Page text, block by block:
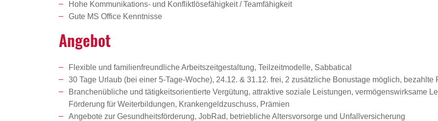
Hohe Kommunikations- und Konfliktlösefähigkeit / Teamfähigkeit
Gute MS Office Kenntnisse
Angebot
Flexible und familienfreundliche Arbeitszeitgestaltung, Teilzeitmodelle, Sabbatical
30 Tage Urlaub (bei einer 5-Tage-Woche), 24.12. & 31.12. frei, 2 zusätzliche Bonustage möglich,
Branchenübliche und tätigkeitsorientierte Vergütung, attraktive soziale Leistungen, vermögenswirksame
Förderung für Weiterbildungen, Krankengeldzuschuss, Prämien
Angebote zur Gesundheitsförderung, JobRad, betriebliche Altersvorsorge und Unfallversicherung